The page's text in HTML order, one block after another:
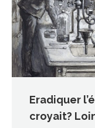
Eradiquer
croyait?